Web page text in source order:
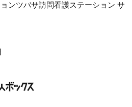
ンツバサ訪問看護ステーション サ